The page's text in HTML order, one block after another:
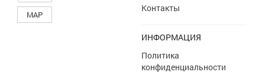
MAP
Контакты
ИНФОРМАЦИЯ
Политика
конфиденциальности